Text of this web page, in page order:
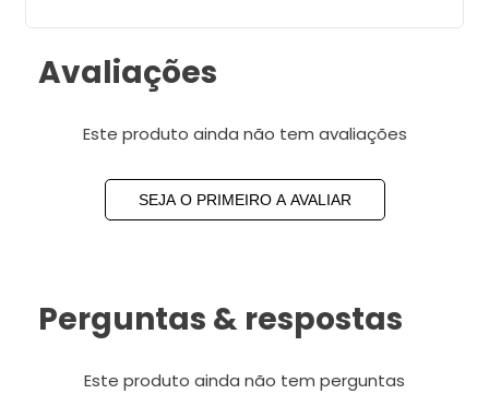
Avaliações
Este produto ainda não tem avaliações
SEJA O PRIMEIRO A AVALIAR
Perguntas & respostas
Este produto ainda não tem perguntas